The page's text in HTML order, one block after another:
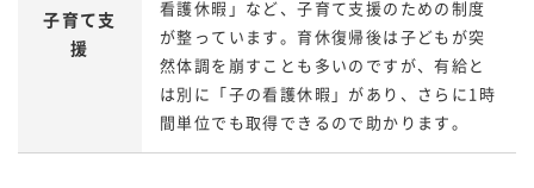
子育て支
援
看護休暇」など、子育て支援のための制度
が整っています。育休復帰後は子どもが突
然体調を崩すことも多いのですが、有給と
は別に「子の看護休暇」があり、さらに1時
間単位でも取得できるので助かります。